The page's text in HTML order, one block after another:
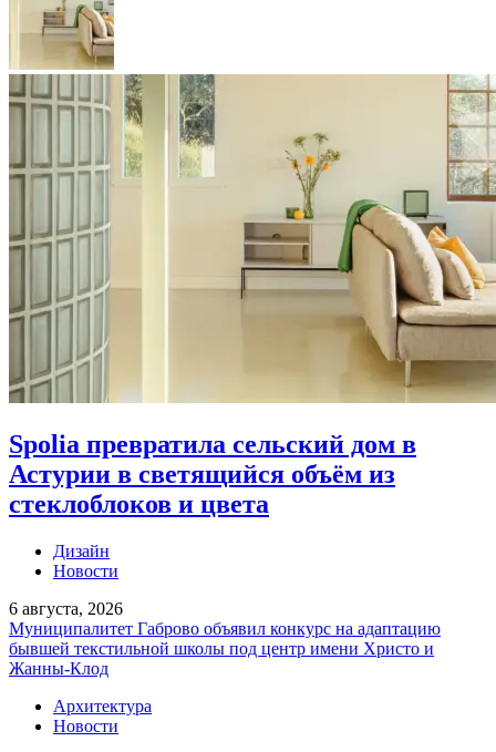
Spolia превратила сельский дом в
Астурии в светящийся объём из
стеклоблоков и цвета
Дизайн
Новости
6 августа, 2026
Муниципалитет Габрово объявил конкурс на адаптацию
бывшей текстильной школы под центр имени Христо и
Жанны-Клод
Архитектура
Новости